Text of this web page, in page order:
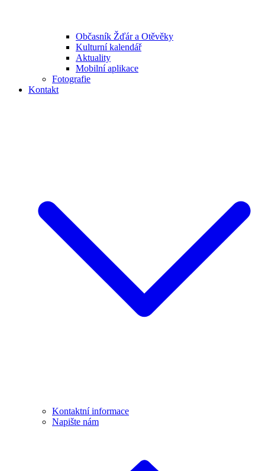
Občasník Žďár a Otěvěky
Kulturní kalendář
Aktuality
Mobilní aplikace
Fotografie
Kontakt
Kontaktní informace
Napište nám